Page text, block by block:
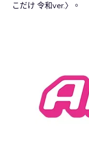
こだけ 令和ver.〉。